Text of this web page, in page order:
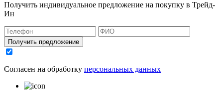
Получить индивидуальное предложение на покупку в Трейд-
Ин
Получить предложение
Согласен на обработку персональных данных